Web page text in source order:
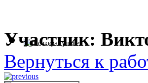
Участник:
Вернуться к